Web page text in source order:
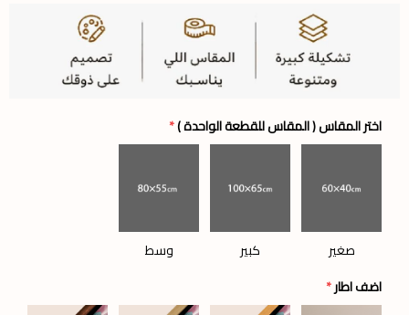
اختر المقاس ( المقاس للقطعة الواحدة )*
صغير كبير
وسط
اضف اطار*